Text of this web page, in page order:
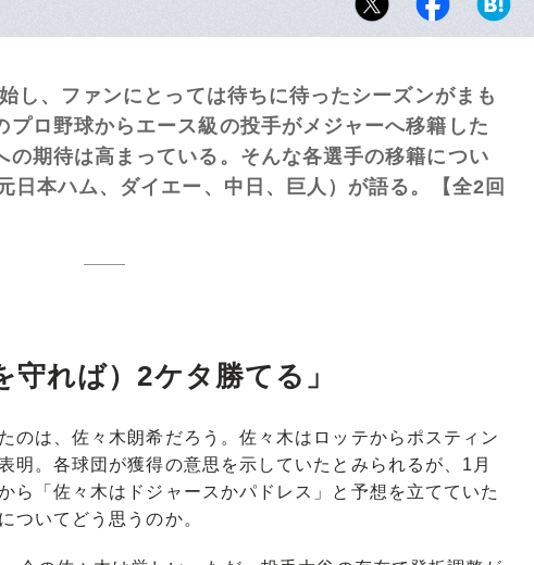
し、ファンにとっては待ちに待ったシーズンがまも
ロ野球からエース級の投手がメジャーへ移籍した
の期待は高まっている。そんな各選手の移籍につい
日本ハム、ダイエー、中日、巨人）が語る。【全2回
守れば）2ケタ勝てる」
は、佐々木朗希だろう。佐々木はロッテからポスティン
明。各球団が獲得の意思を示していたとみられるが、1月
ら「佐々木はドジャースかパドレス」と予想を立てていた
ついてどう思うのか。